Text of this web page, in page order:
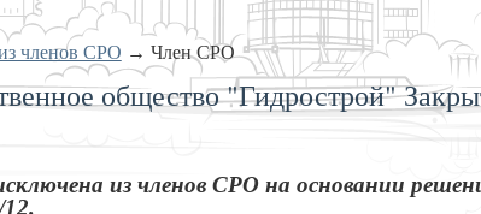
членов СРО → Член СРО
общество "Гидрострой"
из членов СРО на основании